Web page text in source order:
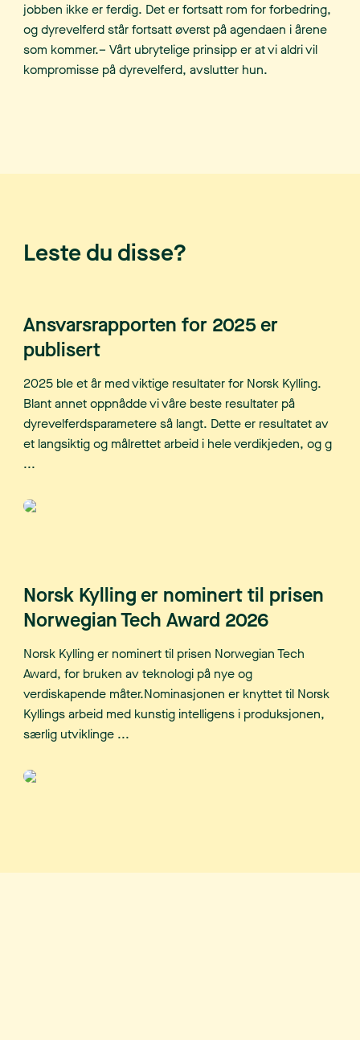
jobben ikke er ferdig. Det er fortsatt rom for forbedring,
og dyrevelferd står fortsatt øverst på agendaen i årene
som kommer.– Vårt ubrytelige prinsipp er at vi aldri vil
kompromisse på dyrevelferd, avslutter hun.
Leste du disse?
Ansvarsrapporten for 2025 er
publisert
2025 ble et år med viktige resultater for Norsk Kylling.
Blant annet oppnådde vi våre beste resultater på
dyrevelferdsparametere så langt. Dette er resultatet av
et langsiktig og målrettet arbeid i hele verdikjeden, og g
...
Norsk Kylling er nominert til prisen
Norwegian Tech Award 2026
Norsk Kylling er nominert til prisen Norwegian Tech
Award, for bruken av teknologi på nye og
verdiskapende måter.Nominasjonen er knyttet til Norsk
Kyllings arbeid med kunstig intelligens i produksjonen,
særlig utviklinge ...